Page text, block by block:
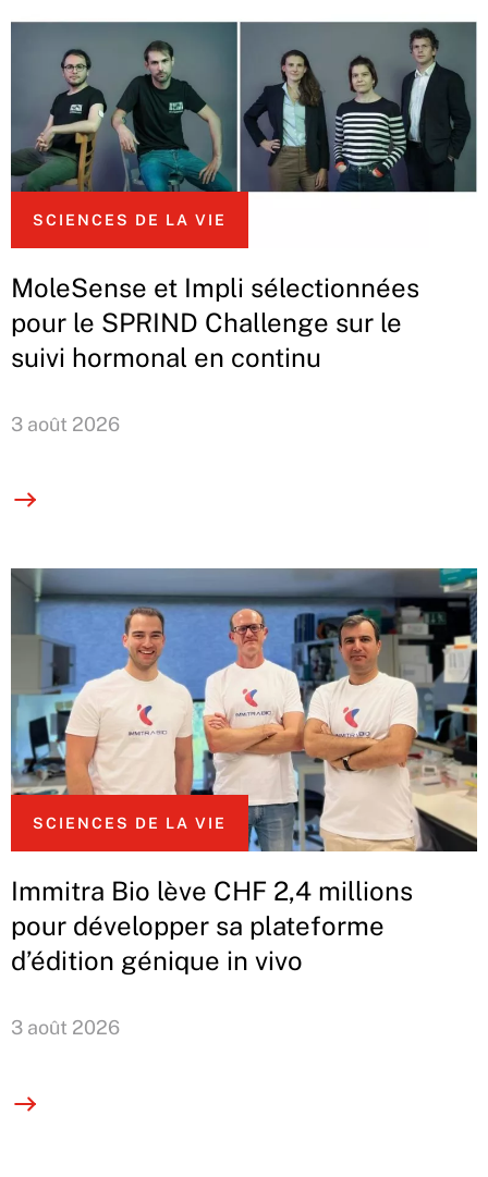
SCIENCES DE LA VIE
MoleSense et Impli sélectionnées
pour le SPRIND Challenge sur le
suivi hormonal en continu
3 août 2026
SCIENCES DE LA VIE
Immitra Bio lève CHF 2,4 millions
pour développer sa plateforme
d’édition génique in vivo
3 août 2026